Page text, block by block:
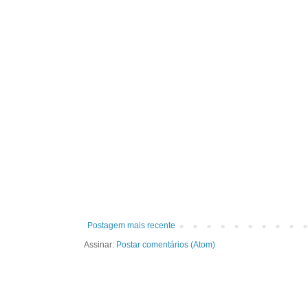
Postagem mais recente
Assinar: Postar comentários (Atom)